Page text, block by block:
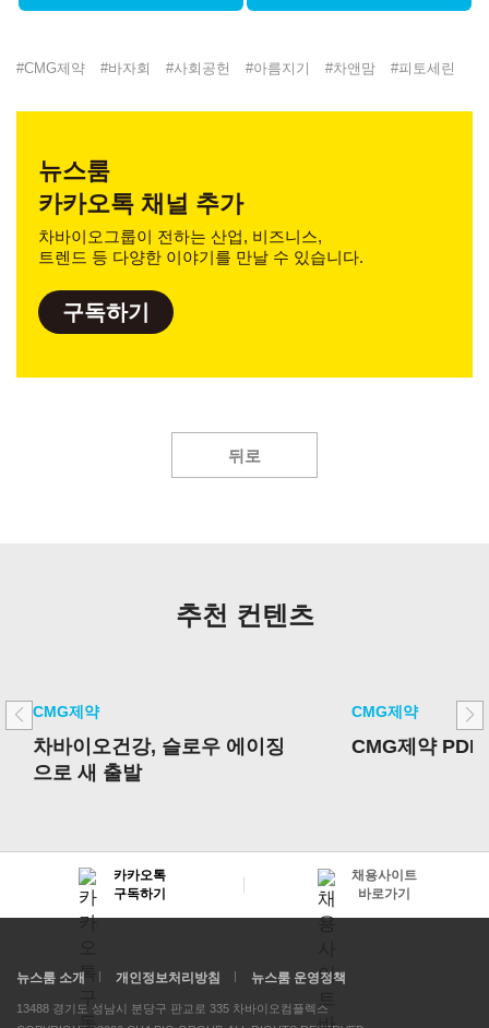
#CMG제약 #바자회 #사회공헌 #아름지기 #차앤맘 #피토세린
뉴스룸
카카오톡 채널 추가
차바이오그룹이 전하는 산업, 비즈니스,
트렌드 등 다양한 이야기를 만날 수 있습니다.
구독하기
뒤로
추천 컨텐츠
CMG제약
차바이오건강, 슬로우 에이징
으로 새 출발
CMG제약
CMG제약
카카오톡
구독하기
채용사이트
바로가기
뉴스룸 소개 개인정보처리방침 뉴스룸 운영정책
13488 경기도 성남시 분당구 판교로 335 차바이오컴플렉스